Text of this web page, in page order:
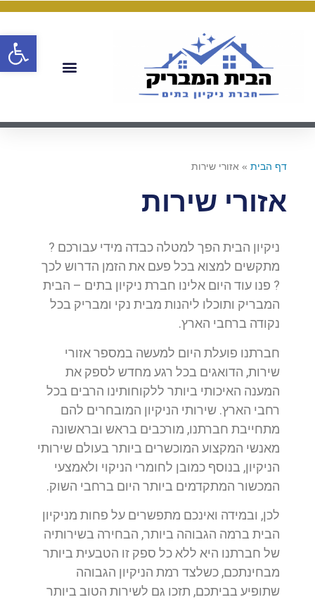
דף הבית » אזורי שירות
אזורי שירות
ניקיון הבית הפך למטלה כבדה מידי עבורכם ?
מתקשים למצוא בכל פעם את הזמן הדרוש לכך
? פנו עוד היום אלינו חברת ניקיון בתים – הבית
המבריק ותוכלו ליהנות מבית נקי ומבריק בכל
נקודה ברחבי הארץ.
חברתנו פועלת היום למעשה במספר אזורי
שירות, הדואגים בכל רגע מחדש לספק את
המענה האיכותי ביותר ללקוחותינו הרבים בכל
רחבי הארץ. שירותי הניקיון המובחרים להם
מתחייבת חברתנו, מורכבים בראש ובראשונה
מאנשי המקצוע המוכשרים ביותר בעולם שירותי
הניקיון, בנוסף כמובן לחומרי הניקוי ולאמצעי
המכשור המתקדמים ביותר היום ברחבי השוק.
לכן, ובמידה ואינכם מתפשרים על פחות מניקיון
הבית ברמה הגבוהה ביותר, הבחירה בשירותיה
של חברתנו היא ללא כל ספק זו הטבעית ביותר
מבחינתכם, כשלצד רמת הניקיון הגבוהה
שתופיע בביתכם, תזכו גם לשירות הטוב ביותר